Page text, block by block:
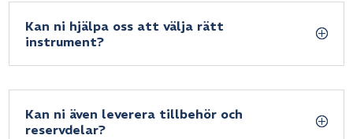
Kan ni hjälpa oss att välja rätt
instrument?
Kan ni även leverera tillbehör och
reservdelar?